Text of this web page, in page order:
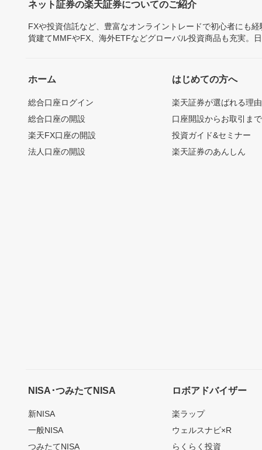
ネット証券の楽天証券についてのご紹介
FXや投資信託など、豊富なオンライントレードで初心者にも
貨建てMMFやFX、海外ETFなどグローバル投資商品も充実。
ホーム
総合口座ログイン
総合口座の開設
楽天FX口座の開設
法人口座の開設
はじめての方へ
楽天証券が選ばれる理由
口座開設からお取引ま
投資ガイド&セミナー
楽天証券のあんしん
NISA･つみたてNISA
新NISA
一般NISA
つみたてNISA
ロボアドバイザー
楽ラップ
ウェルスナビ×R
らくらく投資